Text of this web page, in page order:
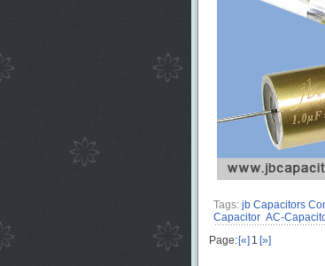
Tags: jb Capacitors
Capacitor AC-
Page: [«] 1 [»]